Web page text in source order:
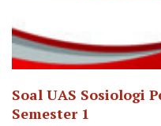
Soal UAS Sosiologi
Semester 1